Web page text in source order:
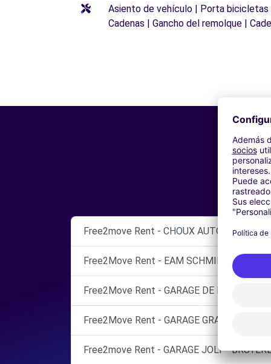
Asiento de vehículo | Porta bicicletas
Cadenas | Gancho del remolque |
Free2move Rent - CHOUX AUTOMOBILES
Free2Move Rent - EAM SCHMIDT -
Free2Move Rent - GARAGE DE LA
Free2Move Rent - GARAGE GRAVIER
Free2move Rent - GARAGE JOLY -